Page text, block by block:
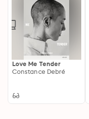
Love Me Tender
Constance Debré